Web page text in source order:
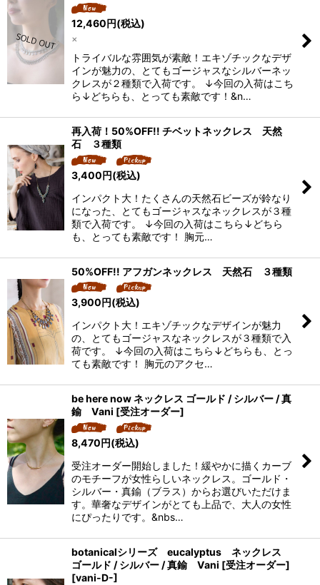
12,460円(税込)
×
トライバルな雰囲気が素敵！エキゾチックなデザ
インが魅力の、とてもゴージャスなシルバーネッ
クレスが２種類で入荷です。 ↓今回の入荷はこち
ら↓どちらも、とっても素敵です！&n…
再入荷！50%OFF!! チベットネックレス 天然
石 ３種類
3,400円(税込)
インパクト大！たくさんの天然石ビーズが鈴なり
になった、とてもゴージャスなネックレスが３種
類で入荷です。 ↓今回の入荷はこちら↓どちら
も、とっても素敵です！ 胸元…
50%OFF!! アフガンネックレス 天然石 ３種類
3,900円(税込)
インパクト大！エキゾチックなデザインが魅力
の、とてもゴージャスなネックレスが３種類で入
荷です。 ↓今回の入荷はこちら↓どちらも、とっ
ても素敵です！ 胸元のアクセ…
be here now ネックレス ゴールド / シルバー / 真
鍮 Vani [受注オーダー]
8,470円(税込)
受注オーダー開始しました！緩やかに描くカーブ
のモチーフが女性らしいネックレス。ゴールド・
シルバー・真鍮（ブラス）からお選びいただけま
す。華奢なデザインがとても上品で、大人の女性
にぴったりです。&nbs…
botanicalシリーズ eucalyptus ネックレス
ゴールド / シルバー / 真鍮 Vani [受注オーダー]
[vani-D-]